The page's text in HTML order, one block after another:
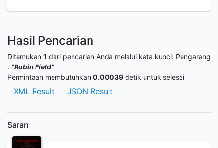
Hasil Pencarian
Ditemukan 1 dari pencarian Anda melalui kata kunci: Pengarang
: "Robin Field"
Permintaan membutuhkan 0.00039 detik untuk selesai
XML Result JSON Result
Saran